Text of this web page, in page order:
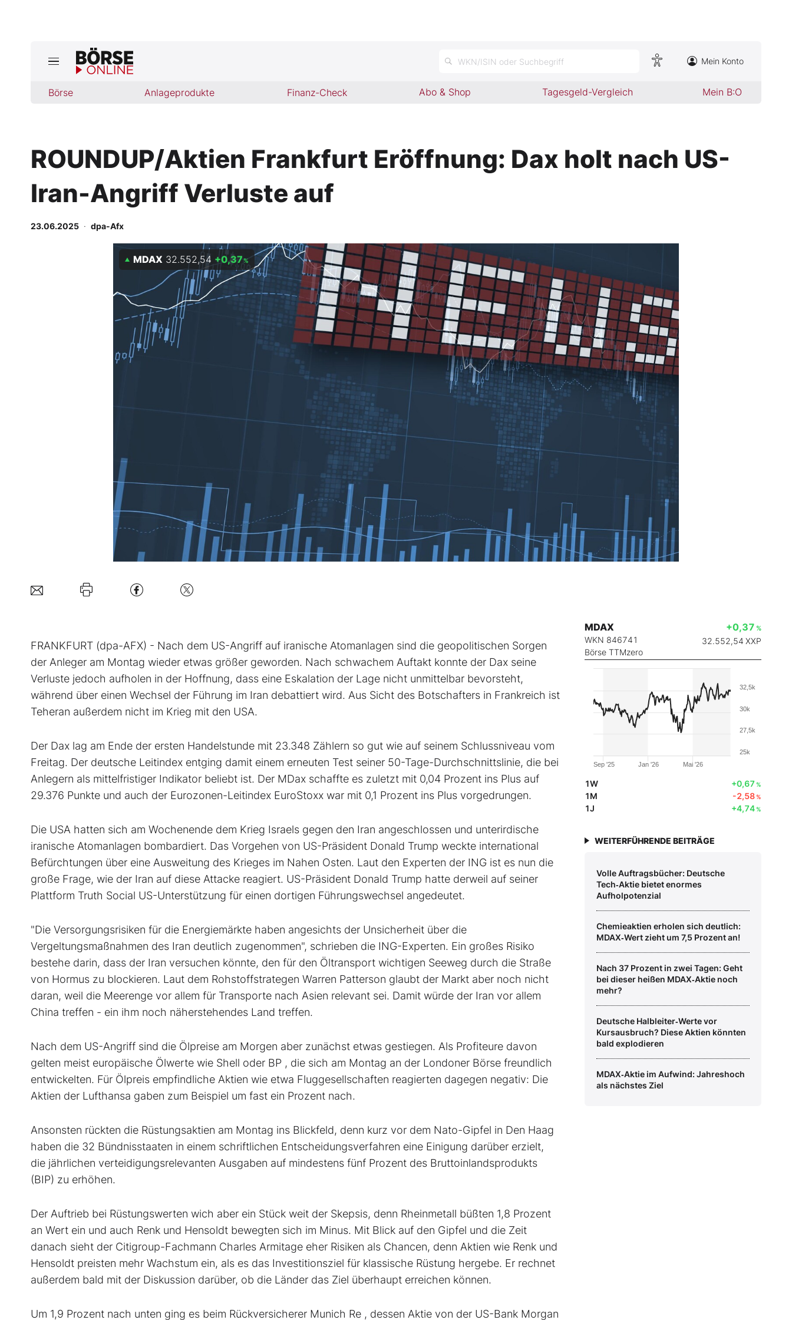
WKN/ISIN oder Suchbegriff Mein Konto
Börse Anlageprodukte Finanz-Check Abo & Shop Tagesgeld-Vergleich Mein B:O
Börse
Finanz-Check
Abo & Shop
BO-Musterdepots
Experten
Mein Konto
Folgen Sie uns
ROUNDUP/Aktien Frankfurt Eröffnung: Dax holt nach US-
Iran-Angriff Verluste auf
23.06.2025 · dpa-Afx
MDAX 32.552,54 +0,37%
FRANKFURT (dpa-AFX) - Nach dem US-Angriff auf iranische Atomanlagen sind die geopolitischen Sorgen
der Anleger am Montag wieder etwas größer geworden. Nach schwachem Auftakt konnte der Dax seine
Verluste jedoch aufholen in der Hoffnung, dass eine Eskalation der Lage nicht unmittelbar bevorsteht,
während über einen Wechsel der Führung im Iran debattiert wird. Aus Sicht des Botschafters in Frankreich ist
Teheran außerdem nicht im Krieg mit den USA.
Der Dax lag am Ende der ersten Handelstunde mit 23.348 Zählern so gut wie auf seinem Schlussniveau vom
Freitag. Der deutsche Leitindex entging damit einem erneuten Test seiner 50-Tage-Durchschnittslinie, die bei
Anlegern als mittelfristiger Indikator beliebt ist. Der MDax schaffte es zuletzt mit 0,04 Prozent ins Plus auf
29.376 Punkte und auch der Eurozonen-Leitindex EuroStoxx war mit 0,1 Prozent ins Plus vorgedrungen.
Die USA hatten sich am Wochenende dem Krieg Israels gegen den Iran angeschlossen und unterirdische
iranische Atomanlagen bombardiert. Das Vorgehen von US-Präsident Donald Trump weckte international
Befürchtungen über eine Ausweitung des Krieges im Nahen Osten. Laut den Experten der ING ist es nun die
große Frage, wie der Iran auf diese Attacke reagiert. US-Präsident Donald Trump hatte derweil auf seiner
Plattform Truth Social US-Unterstützung für einen dortigen Führungswechsel angedeutet.
"Die Versorgungsrisiken für die Energiemärkte haben angesichts der Unsicherheit über die
Vergeltungsmaßnahmen des Iran deutlich zugenommen", schrieben die ING-Experten. Ein großes Risiko
bestehe darin, dass der Iran versuchen könnte, den für den Öltransport wichtigen Seeweg durch die Straße
von Hormus zu blockieren. Laut dem Rohstoffstrategen Warren Patterson glaubt der Markt aber noch nicht
daran, weil die Meerenge vor allem für Transporte nach Asien relevant sei. Damit würde der Iran vor allem
China treffen - ein ihm noch näherstehendes Land treffen.
Nach dem US-Angriff sind die Ölpreise am Morgen aber zunächst etwas gestiegen. Als Profiteure davon
gelten meist europäische Ölwerte wie Shell oder BP , die sich am Montag an der Londoner Börse freundlich
entwickelten. Für Ölpreis empfindliche Aktien wie etwa Fluggesellschaften reagierten dagegen negativ: Die
Aktien der Lufthansa gaben zum Beispiel um fast ein Prozent nach.
Ansonsten rückten die Rüstungsaktien am Montag ins Blickfeld, denn kurz vor dem Nato-Gipfel in Den Haag
haben die 32 Bündnisstaaten in einem schriftlichen Entscheidungsverfahren eine Einigung darüber erzielt,
die jährlichen verteidigungsrelevanten Ausgaben auf mindestens fünf Prozent des Bruttoinlandsprodukts
(BIP) zu erhöhen.
Der Auftrieb bei Rüstungswerten wich aber ein Stück weit der Skepsis, denn Rheinmetall büßten 1,8 Prozent
an Wert ein und auch Renk und Hensoldt bewegten sich im Minus. Mit Blick auf den Gipfel und die Zeit
danach sieht der Citigroup-Fachmann Charles Armitage eher Risiken als Chancen, denn Aktien wie Renk und
Hensoldt preisten mehr Wachstum ein, als es das Investitionsziel für klassische Rüstung hergebe. Er rechnet
außerdem bald mit der Diskussion darüber, ob die Länder das Ziel überhaupt erreichen können.
Um 1,9 Prozent nach unten ging es beim Rückversicherer Munich Re , dessen Aktie von der US-Bank Morgan
MDAX
WKN 846741
Börse TTMzero
+0,37 %
32.552,54 XXP
Jan '26
Sep '25 Mai '26
25k
27,5k
30k
32,5k
1W +0,67 %
1M -2,58%
1J +4,74%
WEITERFÜHRENDE BEITRÄGE
Volle Auftragsbücher: Deutsche
Tech‑Aktie bietet enormes
Aufholpotenzial
Chemieaktien erholen sich deutlich:
MDAX‑Wert zieht um 7,5 Prozent an!
Nach 37 Prozent in zwei Tagen: Geht
bei dieser heißen MDAX‑Aktie noch
mehr?
Deutsche Halbleiter‑Werte vor
Kursausbruch? Diese Aktien könnten
bald explodieren
MDAX‑Aktie im Aufwind: Jahreshoch
als nächstes Ziel